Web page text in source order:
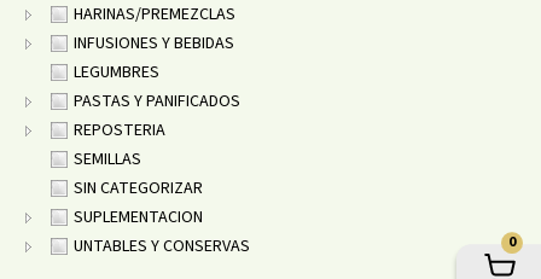
HARINAS/PREMEZCLAS
INFUSIONES Y BEBIDAS
LEGUMBRES
PASTAS Y PANIFICADOS
REPOSTERIA
SEMILLAS
SIN CATEGORIZAR
SUPLEMENTACION
UNTABLES Y CONSERVAS
0